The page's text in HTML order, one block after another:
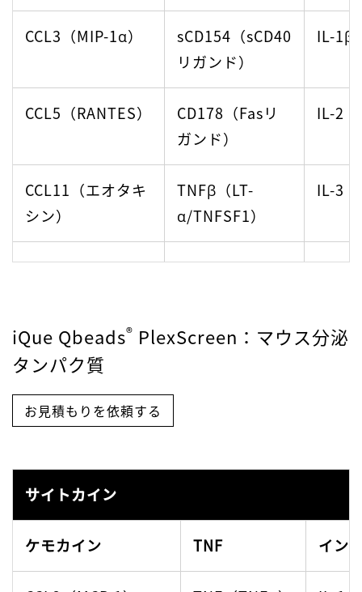
CCL3（MIP-1α）
sCD154（sCD40
リガンド）
IL-1β
CCL5（RANTES）
CD178（Fasリ
ガンド）
IL-2
CCL11（エオタキ
シン）
TNFβ（LT-
α/TNFSF1）
IL-3
CD14 90563 IL-4
CXCL10（IP-10）
CXCL11（I-TAC）
CX3CL1
（フラクタルキ
ン）
IL-8
IL-9
iQue Qbeads® PlexScreen ：マウス分泌
タンパク質
お見積もりを依頼する
サイトカイン
ケモカイン TNF イン